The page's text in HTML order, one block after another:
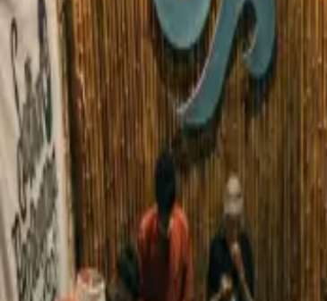
MUKADDIMAH CERITA SIMPULSIMPUL MAIYAH
ESAI